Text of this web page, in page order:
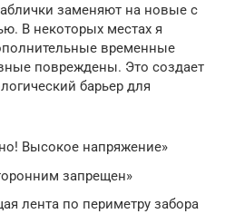
заменяют на новые с
В некоторых местах я
временные
повреждены. Это создает
барьер для
Высокое напряжение»
запрещен»
лента по периметру забора